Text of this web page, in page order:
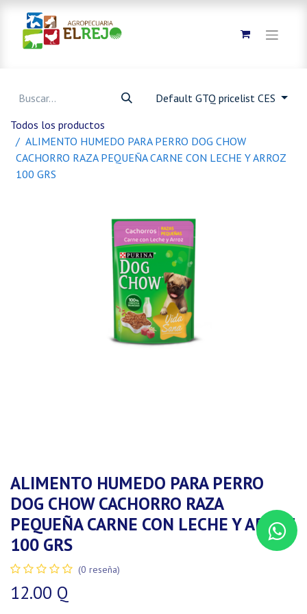
Default GTQ pricelist CES
Todos los productos
ALIMENTO HUMEDO PARA PERRO DOG CHOW
CACHORRO RAZA PEQUEÑA CARNE CON LECHE Y ARROZ
100 GRS
ALIMENTO HUMEDO PARA PERRO
DOG CHOW CACHORRO RAZA
PEQUEÑA CARNE CON LECHE Y ARROZ
100 GRS
(0 reseña)
12.00 Q